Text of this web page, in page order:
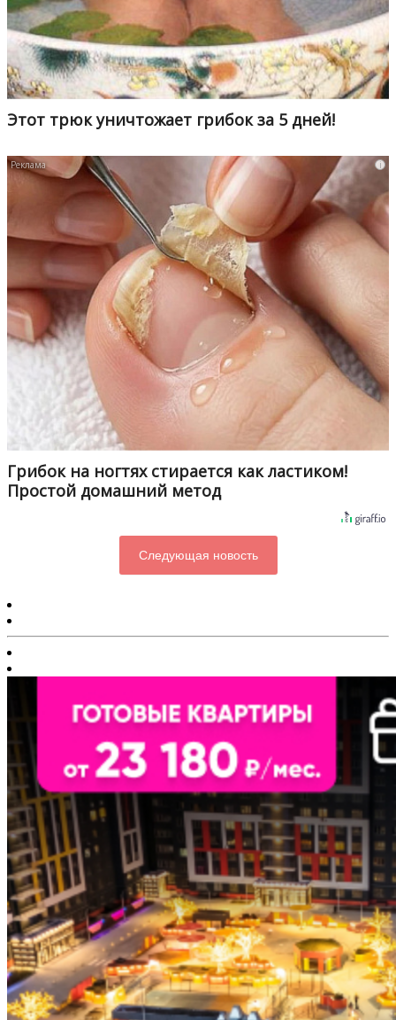
Этот трюк уничтожает грибок за 5 дней!
i
Грибок на ногтях стирается как ластиком!
Простой домашний метод
Следующая новость